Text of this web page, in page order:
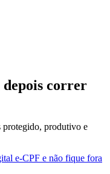
depois correr
protegido, produtivo e
e-CPF e não fique fora